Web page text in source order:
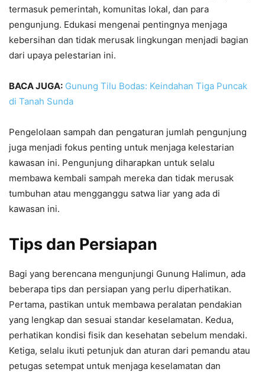
termasuk pemerintah, komunitas lokal, dan para
pengunjung. Edukasi mengenai pentingnya menjaga
kebersihan dan tidak merusak lingkungan menjadi bagian
dari upaya pelestarian ini.
BACA JUGA: Gunung Tilu Bodas: Keindahan Tiga Puncak
di Tanah Sunda
Pengelolaan sampah dan pengaturan jumlah pengunjung
juga menjadi fokus penting untuk menjaga kelestarian
kawasan ini. Pengunjung diharapkan untuk selalu
membawa kembali sampah mereka dan tidak merusak
tumbuhan atau mengganggu satwa liar yang ada di
kawasan ini.
Tips dan Persiapan
Bagi yang berencana mengunjungi Gunung Halimun, ada
beberapa tips dan persiapan yang perlu diperhatikan.
Pertama, pastikan untuk membawa peralatan pendakian
yang lengkap dan sesuai standar keselamatan. Kedua,
perhatikan kondisi fisik dan kesehatan sebelum mendaki.
Ketiga, selalu ikuti petunjuk dan aturan dari pemandu atau
petugas setempat untuk menjaga keselamatan dan